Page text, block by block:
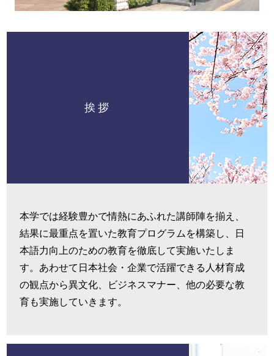
挨拶
本学では経験豊かで情熱にあふれた講師陣を揃え、
結果に最重点を置いた教育プログラムを構築し、日
本語力向上のための教育を徹底して実施いたしま
す。あわせて日本社会・企業で活躍できる人材育成
の観点から異文化、ビジネスマナー、他の必要な教
育も実施していきます。